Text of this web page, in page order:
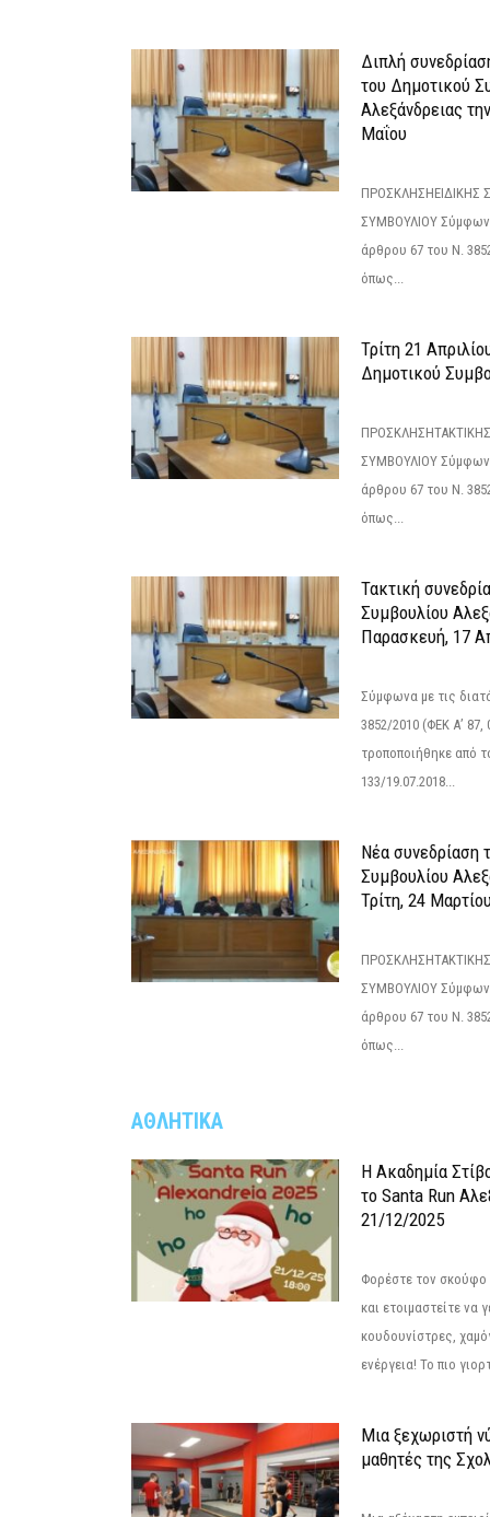
Διπλή
του Δημοτικού
Αλεξάνδρειας
Μαΐου
ΠΡΟΣΚΛΗΣΗΕΙΔΙΚΗΣ
ΣΥΜΒΟΥΛΙΟΥ
άρθρου 67 του Ν.
όπως...
Τρίτη 21
Δημοτικού
ΣΥΜΒΟΥΛΙΟΥ
άρθρου 67 του Ν.
όπως...
Τακτική
Συμβουλίου
Παρασκευή, 17
Σύμφωνα με τις
3852/2010 (ΦΕΚ Α’ 87,
τροποποιήθηκε από
133/19.07.2018...
Νέα συνεδρίαση
Συμβουλίου
Τρίτη, 24
ΣΥΜΒΟΥΛΙΟΥ
άρθρου 67 του Ν.
όπως...
ΑΘΛΗΤΙΚΑ
Η Ακαδημία
το Santa Run
21/12/2025
Φορέστε τον σκούφο
και ετοιμαστείτε να
κουδουνίστρες,
ενέργεια! Το πιο
Μια ξεχωριστή
μαθητές της